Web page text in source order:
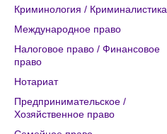
Криминология / Криминалистика
Международное право
Налоговое право / Финансовое
право
Нотариат
Предпринимательское /
Хозяйственное право